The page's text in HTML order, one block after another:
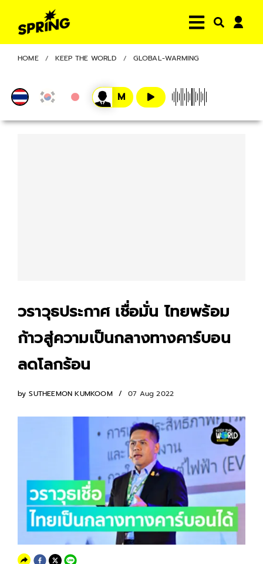
HOME KEEP THE WORLD GLOBAL-WARMING
วราวุธประกาศ เชื่อมั่น ไทยพร้อม
ก้าวสู่ความเป็นกลางทางคาร์บอน
ลดโลกร้อน
by SUTHEEMON KUMKOOM 07 Aug 2022